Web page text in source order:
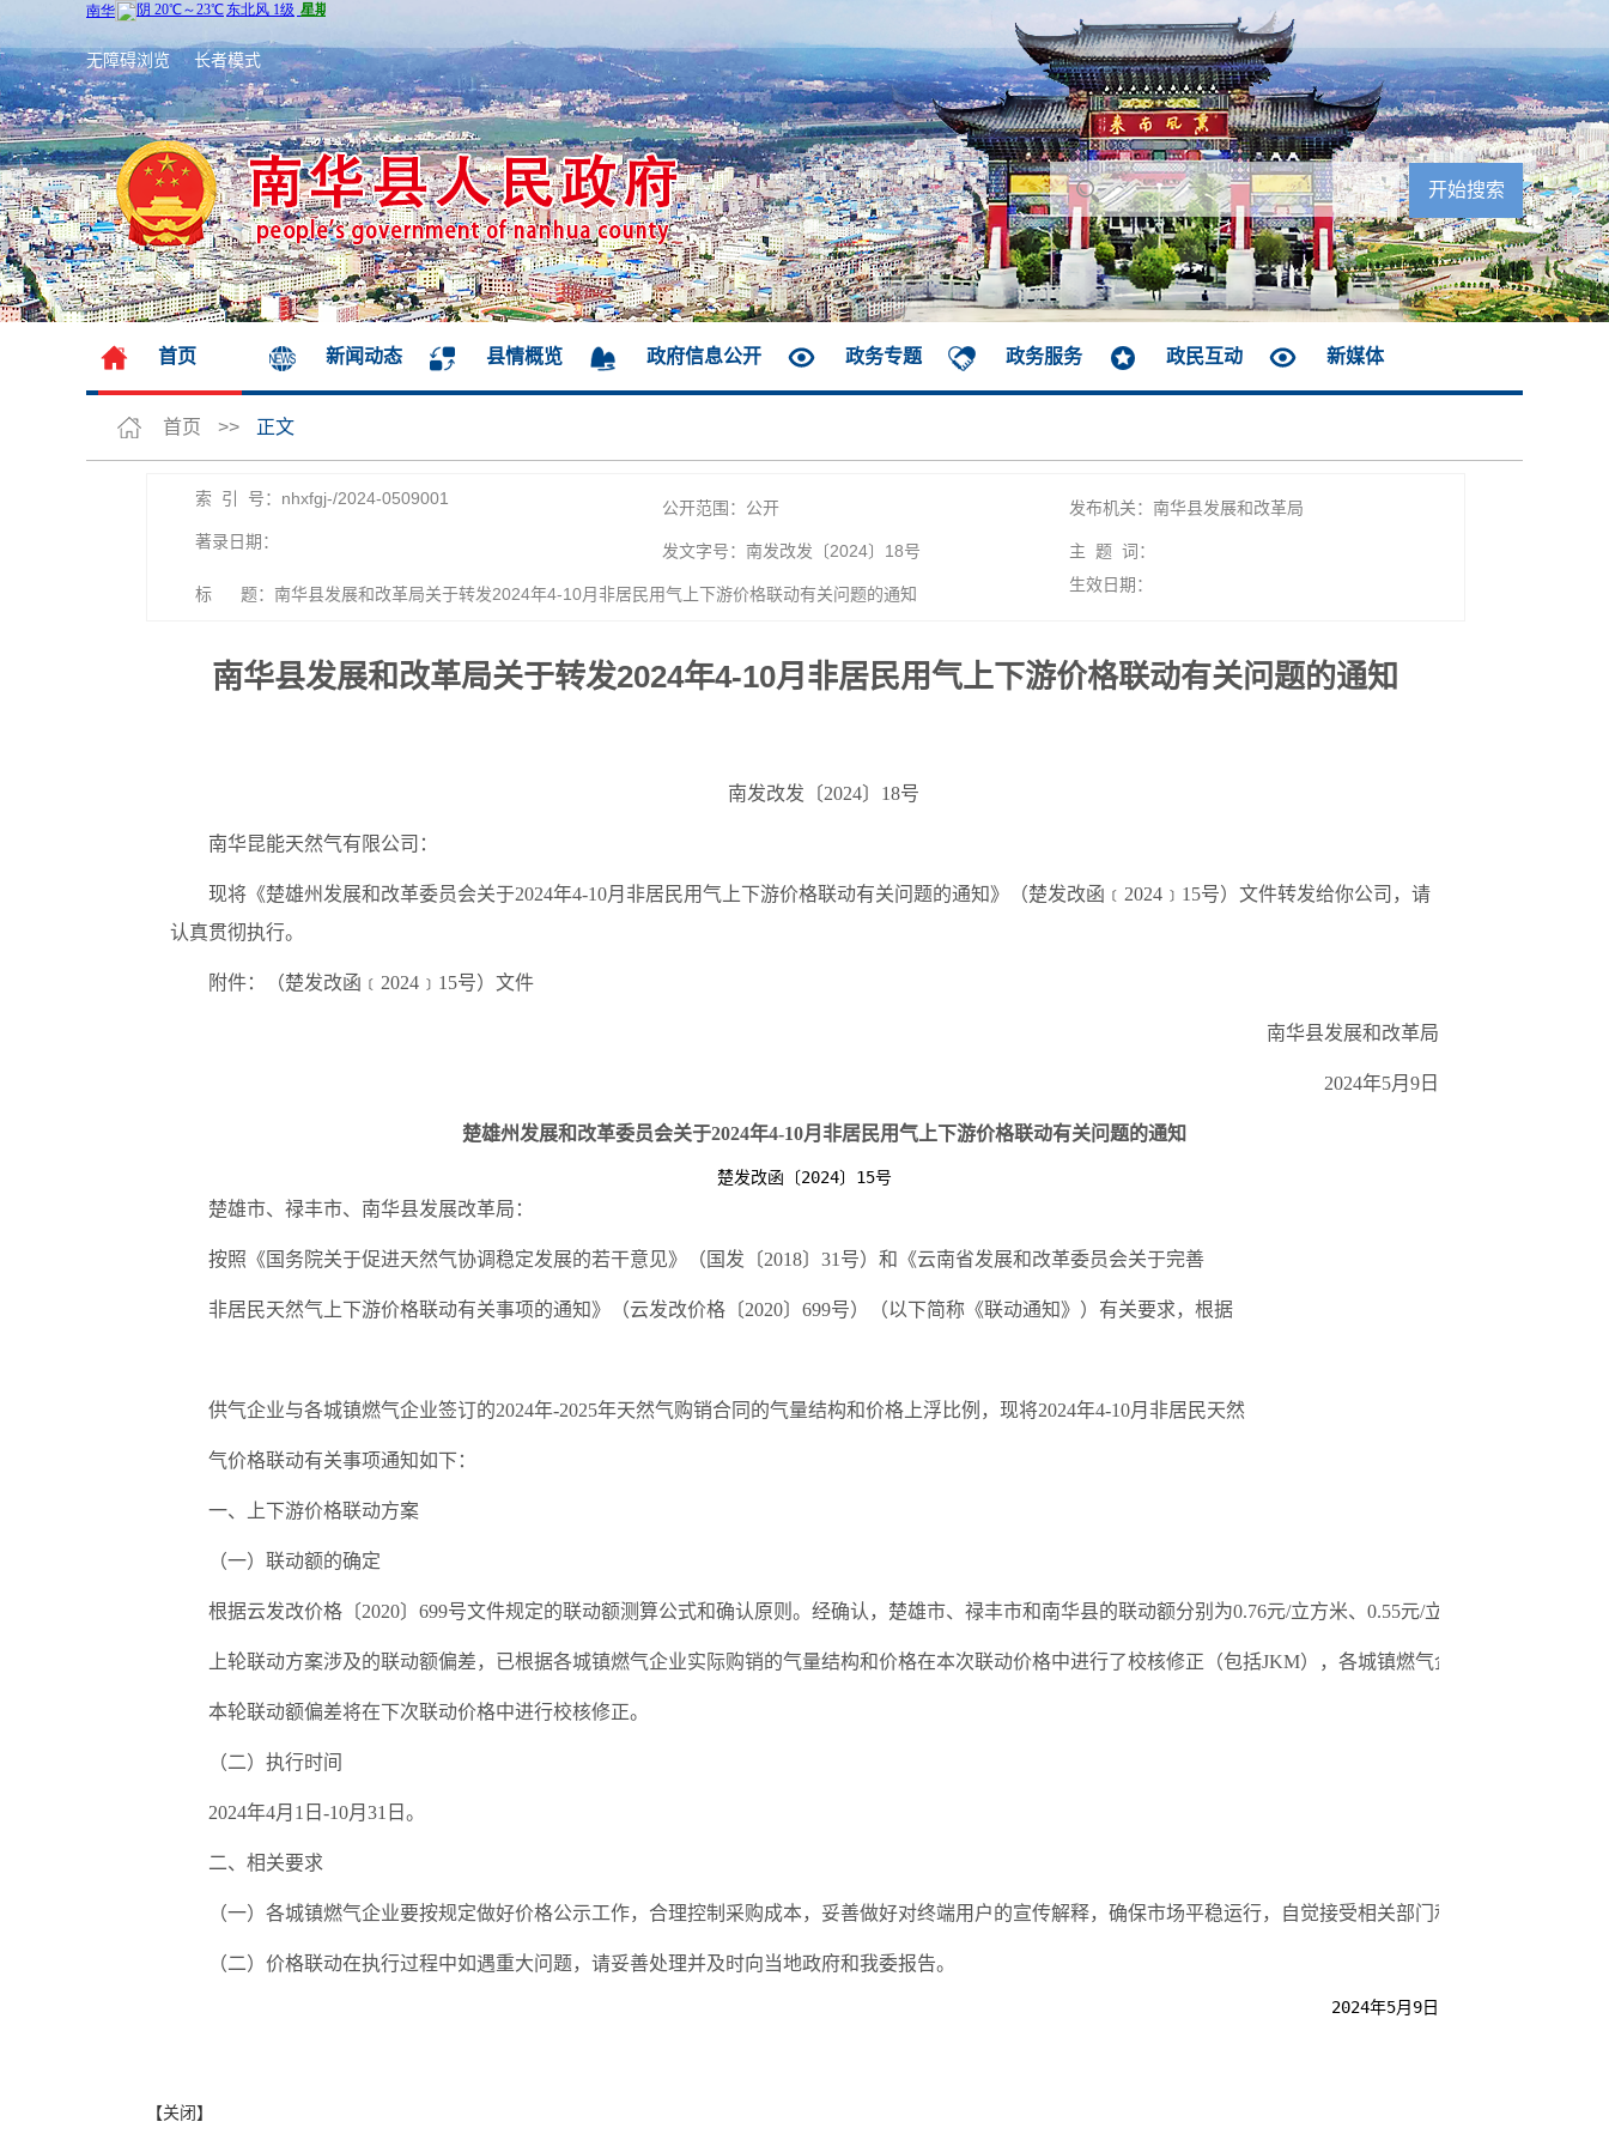
无障碍浏览 长者模式
首页 新闻动态 县情概览 政府信息公开 政务专题 政务服务 政民互动 新媒体
首页 >> 正文
索 引 号：nhxfgj-/2024-0509001 公开范围：公开
发布机关：南华县发展和改革局
著录日期：
发文字号：南发改发〔2024〕18号 主 题 词：
标 题：南华县发展和改革局关于转发2024年4-10月非居民用气上下游价格联动有关问题的通知 生效日期：
南华县发展和改革局关于转发2024年4-10月非居民用气上下游价格联动有关问题的通知
南发改发〔2024〕18号
南华昆能天然气有限公司：
现将《楚雄州发展和改革委员会关于2024年4-10月非居民用气上下游价格联动有关问题的通知》（楚发改函﹝2024﹞15号）文件转发给你公司，请
认真贯彻执行。
附件：（楚发改函﹝2024﹞15号）文件
南华县发展和改革局
2024年5月9日
楚雄州发展和改革委员会关于2024年4-10月非居民用气上下游价格联动有关问题的通知
楚发改函〔2024〕15号
楚雄市、禄丰市、南华县发展改革局：
按照《国务院关于促进天然气协调稳定发展的若干意见》（国发〔2018〕31号）和《云南省发展和改革委员会关于完善
非居民天然气上下游价格联动有关事项的通知》（云发改价格〔2020〕699号）（以下简称《联动通知》）有关要求，根据
供气企业与各城镇燃气企业签订的2024年-2025年天然气购销合同的气量结构和价格上浮比例，现将2024年4-10月非居民天然
气价格联动有关事项通知如下：
一、上下游价格联动方案
（一）联动额的确定
根据云发改价格〔2020〕699号文件规定的联动额测算公式和确认原则。经确认，楚雄市、禄丰市和南华县的联动额分别为0.76元/立方米、0.55元/立方米和0.86元/
上轮联动方案涉及的联动额偏差，已根据各城镇燃气企业实际购销的气量结构和价格在本次联动价格中进行了校核修正（包括JKM），各城镇燃气企业无须就JKM与
本轮联动额偏差将在下次联动价格中进行校核修正。
（二）执行时间
2024年4月1日-10月31日。
二、相关要求
（一）各城镇燃气企业要按规定做好价格公示工作，合理控制采购成本，妥善做好对终端用户的宣传解释，确保市场平稳运行，自觉接受相关部门和社会监督。
（二）价格联动在执行过程中如遇重大问题，请妥善处理并及时向当地政府和我委报告。
2024年5月9日
【关闭】